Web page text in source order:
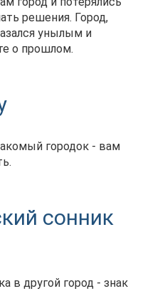
решения. Город,
унылым и
о прошлом.
городок - вам
сонник
в другой город - знак